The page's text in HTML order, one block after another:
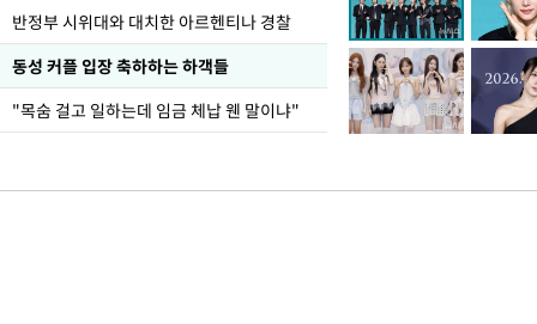
반정부 시위대와 대치한 아르헨티나 경찰
동성 커플 입장 축하하는 하객들
"목숨 걸고 일하는데 임금 체납 웬 말이냐"